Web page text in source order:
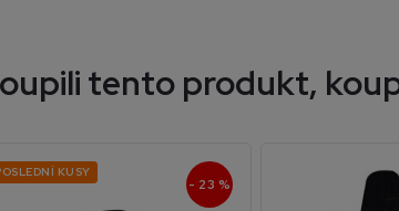
tento produkt,
KUSY
- 23 %